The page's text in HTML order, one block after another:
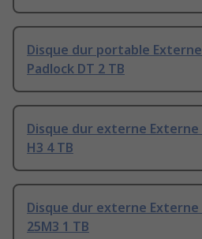
Disque dur portable
Padlock DT 2 TB
Disque dur externe
H3 4 TB
Disque dur externe
25M3 1 TB